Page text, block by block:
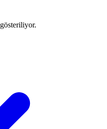
gösteriliyor.